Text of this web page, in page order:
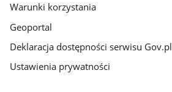
Warunki korzystania
Geoportal
Deklaracja dostępności serwisu Gov.pl
Ustawienia prywatności